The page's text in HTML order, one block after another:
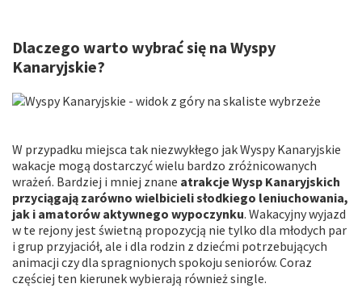
Dlaczego warto wybrać się na Wyspy
Kanaryjskie?
W przypadku miejsca tak niezwykłego jak Wyspy Kanaryjskie
wakacje mogą dostarczyć wielu bardzo zróżnicowanych
wrażeń. Bardziej i mniej znane atrakcje Wysp Kanaryjskich
przyciągają zarówno wielbicieli słodkiego leniuchowania,
jak i amatorów aktywnego wypoczynku. Wakacyjny wyjazd
w te rejony jest świetną propozycją nie tylko dla młodych par
i grup przyjaciół, ale i dla rodzin z dziećmi potrzebujących
animacji czy dla spragnionych spokoju seniorów. Coraz
częściej ten kierunek wybierają również single.
Funkcjonalne i techniczne pliki cookie(ściśle
niezbędne) są umieszczane podczas przeglądania
umieszczane przez AXA Partners lub dostawców
Użytkownik ma możliwośćzaakceptowanialub
odrzucenia plików cookie. Preferencje użytkownika
będą przechowywane przez6miesięcy.
Użytkownik może wyrazić zgodę na wszystkie lub tylko
niektóre opcjonalne pliki cookie w zależności od ich
kategorii za pośrednictwem Centrum preferencji
plików cookie:
natychmiast, klikając "Spersonalizuj moje